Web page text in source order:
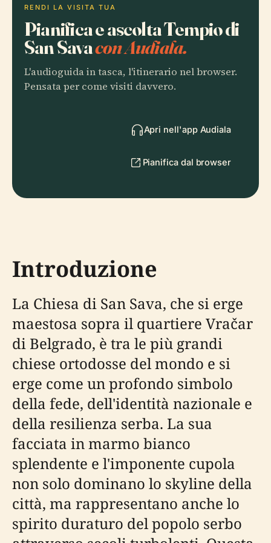
RENDI LA VISITA TUA
Pianifica e ascolta Tempio di
San Savacon Audiala.
L'audioguida in tasca, l'itinerario nel browser.
Pensata per come visiti davvero.
Apri nell'app Audiala
Pianifica dal browser
Introduzione
La Chiesa di San Sava, che si erge
maestosa sopra il quartiere Vračar
di Belgrado, è tra le più grandi
chiese ortodosse del mondo e si
erge come un profondo simbolo
della fede, dell'identità nazionale e
della resilienza serba. La sua
facciata in marmo bianco
splendente e l'imponente cupola
non solo dominano lo skyline della
città, ma rappresentano anche lo
spirito duraturo del popolo serbo